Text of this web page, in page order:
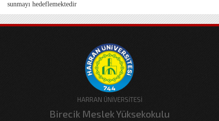
sunmayı hedeflemektedir
HARRAN ÜNİVERSİTESİ
Birecik Meslek Yüksekokulu